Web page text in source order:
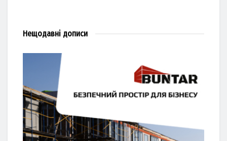
Нещодавні дописи